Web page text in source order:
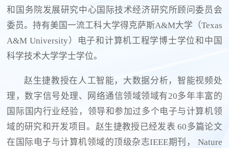
和国务院发展研究中心国际技术经济研究所顾问委员会
委员。持有美国一流工科大学得克萨斯A&M大学（Texas
A&M University）电子和计算机工程学博士学位和中国
科学技术大学学士学位。
赵生捷教授在人工智能，大数据分析，智能视频处
理，数字信号处理、网络通信领域领域有20多年丰富的
国际国内行业经验，领导和参加过多个电子与计算机领
域的研究和开发项目。赵生捷教授已经发表 60多篇论文
在国际电子与计算机领域的顶级杂志IEEE期刊， Nature